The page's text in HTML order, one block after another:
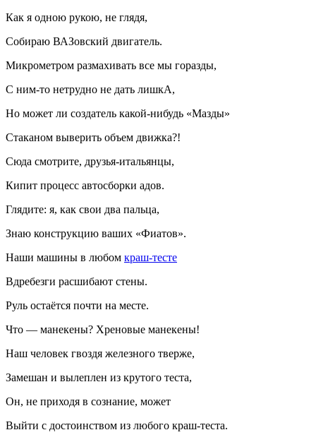
Как я одною рукою, не глядя,
Собираю ВАЗовский двигатель.
Микрометром размахивать все мы горазды,
С ним-то нетрудно не дать лишкА,
Но может ли создатель какой-нибудь «Мазды»
Стаканом выверить объем движка?!
Сюда смотрите, друзья-итальянцы,
Кипит процесс автосборки адов.
Глядите: я, как свои два пальца,
Знаю конструкцию ваших «Фиатов».
Наши машины в любом краш-тесте
Вдребезги расшибают стены.
Руль остаётся почти на месте.
Что — манекены? Хреновые манекены!
Наш человек гвоздя железного тверже,
Замешан и вылеплен из крутого теста,
Он, не приходя в сознание, может
Выйти с достоинством из любого краш-теста.